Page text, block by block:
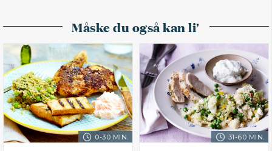
Måske du også kan li'
0-30 MIN. 31-60 MIN.